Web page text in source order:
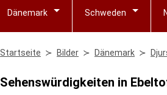
Dänemark Schweden
Startseite Bilder Dänemark
Sehenswürdigkeiten in